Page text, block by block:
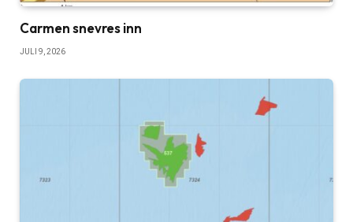
Carmen snevres inn
JULI 9, 2026